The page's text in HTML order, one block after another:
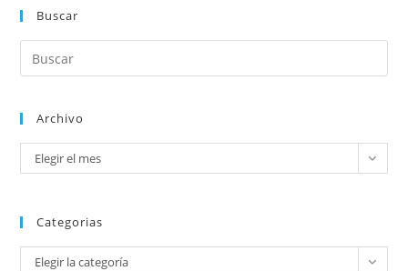
Buscar
Archivo
Elegir el mes
Categorias
Elegir la categoría